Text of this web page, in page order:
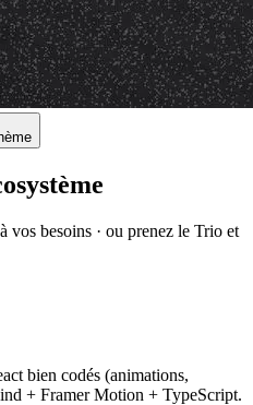
vos besoins · ou prenez le Trio et
bien codés (animations,
+ Framer Motion + TypeScript.